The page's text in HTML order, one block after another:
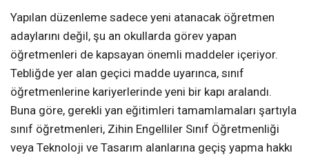
Yapılan düzenleme sadece yeni atanacak öğretmen
adaylarını değil, şu an okullarda görev yapan
öğretmenleri de kapsayan önemli maddeler içeriyor.
Tebliğde yer alan geçici madde uyarınca, sınıf
öğretmenlerine kariyerlerinde yeni bir kapı aralandı.
Buna göre, gerekli yan eğitimleri tamamlamaları şartıyla
sınıf öğretmenleri, Zihin Engelliler Sınıf Öğretmenliği
veya Teknoloji ve Tasarım alanlarına geçiş yapma hakkı